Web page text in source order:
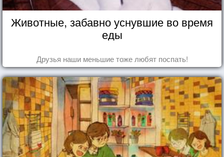
Животные, забавно уснувшие во время
еды
Друзья наши меньшие тоже любят поспать!